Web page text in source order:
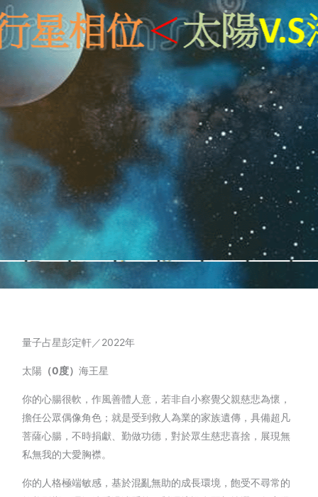
量子占星彭定軒／2022年
太陽 （0度）海王星
你的心腸很軟，作風善體人意，若非自小察覺父親慈悲為懷，
擔任公眾偶像角色；就是受到救人為業的家族遺傳，具備超凡
菩薩心腸，不時捐獻、勤做功德，對於眾生慈悲喜捨，展現無
私無我的大愛胸襟。
你的人格極端敏感，基於混亂無助的成長環境，飽受不尋常的